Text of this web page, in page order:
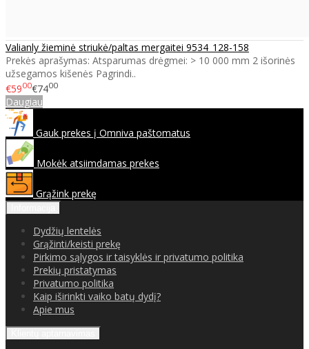
Valianly žieminė striukė/paltas mergaitei 9534_128-158
Prekės aprašymas: Atsparumas drėgmei: > 10 000 mm 2 išorinės
užsegamos kišenės Pagrindi..
€5900€7400
Daugiau
Gauk prekes į Omniva paštomatus
Mokėk atsiimdamas prekes
Grąžink prekę
Dydžių lentelės
Grąžinti/keisti prekę
Pirkimo sąlygos ir taisyklės ir privatumo politika
Prekių pristatymas
Privatumo politika
Kaip iširinkti vaiko batų dydį?
Apie mus